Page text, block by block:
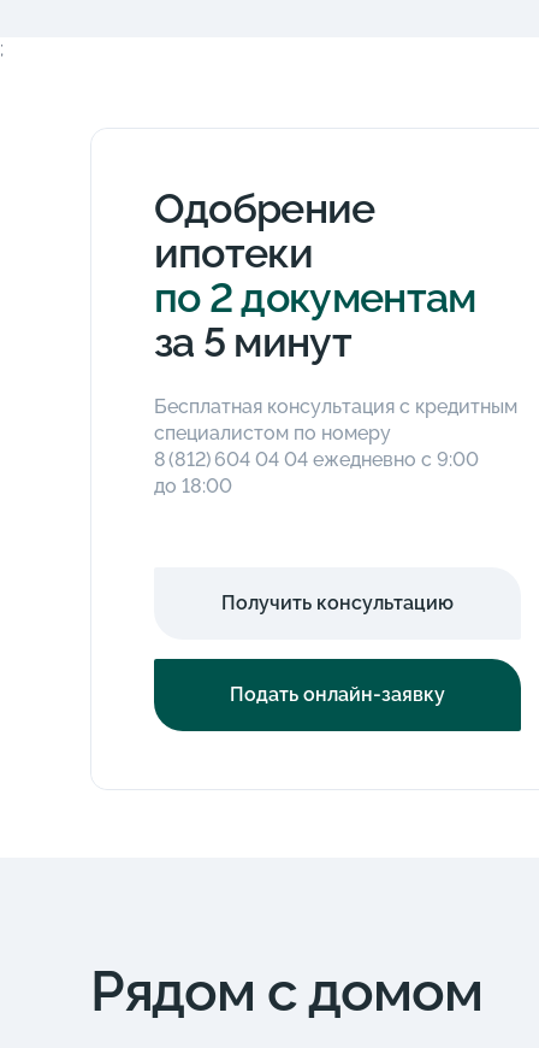
;
Одобрение
ипотеки
по 2 документам
за 5 минут
Бесплатная консультация с кредитным
специалистом по номеру
8 (812) 604 04 04ежедневно с 9:00
до 18:00
Получить консультацию
Подать онлайн-заявку
Рядом с домом